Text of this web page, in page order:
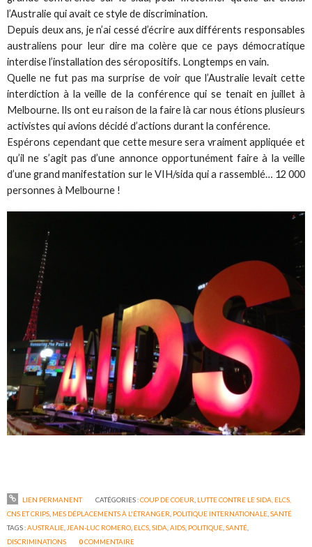
l’Australie qui avait ce style de discrimination.
Depuis deux ans, je n’ai cessé d’écrire aux différents responsables
australiens pour leur dire ma colère que ce pays démocratique
interdise l’installation des séropositifs. Longtemps en vain.
Quelle ne fut pas ma surprise de voir que l’Australie levait cette
interdiction à la veille de la conférence qui se tenait en juillet à
Melbourne. Ils ont eu raison de la faire là car nous étions plusieurs
activistes qui avions décidé d’actions durant la conférence.
Espérons cependant que cette mesure sera vraiment appliquée et
qu’il ne s’agit pas d’une annonce opportunément faire à la veille
d’une grand manifestation sur le VIH/sida qui a rassemblé… 12 000
personnes à Melbourne !
LIEN PERMANENT CATÉGORIES :COUP DE COEUR LUTTE CONTRE LE SIDA, ELCS,
CNS ET CRIPS MES DÉPLACEMENTS À L'ÉTRANGER POLITIQUE INTERNATIONALE ,SANTÉ
TAGS :AUSTRALIE JEAN-LUC ROMERO ELCS ,SIDA ,AIDS POLITIQUE ,SANTÉ
DISCRIMINATIONS
0COMMENTAIRE